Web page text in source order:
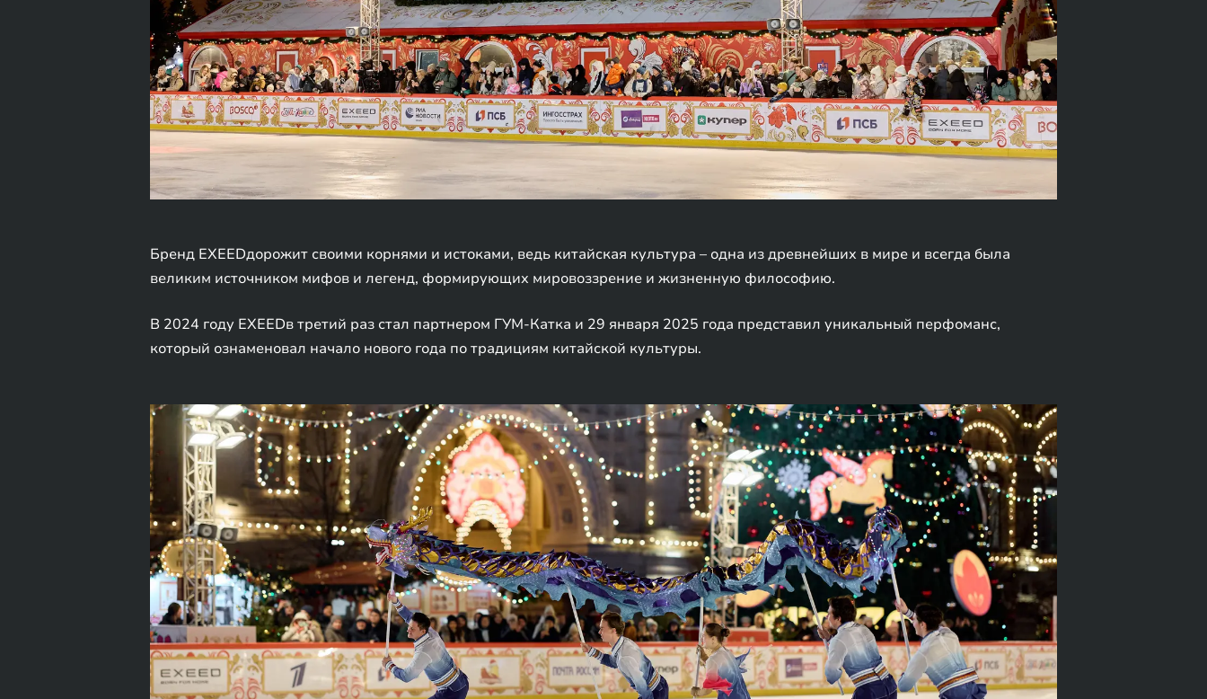
Бренд EXEEDдорожит своими корнями и истоками, ведь китайская культура – одна из древнейших в мире и всегда была
великим источником мифов и легенд, формирующих мировоззрение и жизненную философию.
В 2024 году EXEEDв третий раз стал партнером ГУМ-Катка и 29 января 2025 года представил уникальный перфоманс,
который ознаменовал начало нового года по традициям китайской культуры.